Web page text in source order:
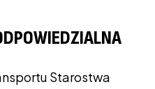
Starostwa